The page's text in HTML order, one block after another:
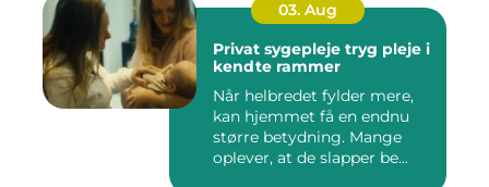
03. Aug
Privat sygepleje tryg pleje i
kendte rammer
Når helbredet fylder mere,
kan hjemmet få en endnu
større betydning. Mange
oplever, at de slapper be...